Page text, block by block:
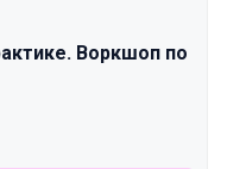
Воркшоп по